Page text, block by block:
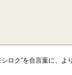
ロク”を合言葉に、